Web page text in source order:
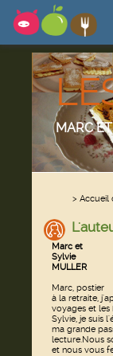
MARC
> Accueil
Marc et
Sylvie
MULLER
Marc, postier
à la retraite,
voyages et les
Sylvie, je suis
ma grande
lecture.Nous
et nous vous